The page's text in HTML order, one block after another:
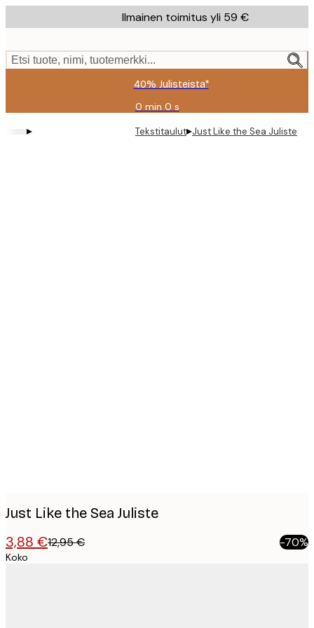
to
content.
Ilmainen toimitus yli 59 €
Etsi tuote, nimi, tuotemerkki...
40% Julisteista*
0 min 0 s
Voimassa
asti:
2026-
▸ Tekstitaulut▸Just Like the Sea Juliste
Just Like the Sea Juliste
3,88 €12,95 € -70%
Koko